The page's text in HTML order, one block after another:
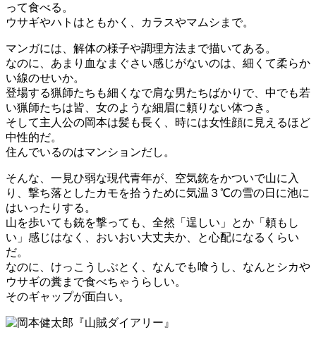
って食べる。
ウサギやハトはともかく、カラスやマムシまで。
マンガには、解体の様子や調理方法まで描いてある。
なのに、あまり血なまぐさい感じがないのは、細くて柔らか
い線のせいか。
登場する猟師たちも細くなで肩な男たちばかりで、中でも若
い猟師たちは皆、女のような細眉に頼りない体つき。
そして主人公の岡本は髪も長く、時には女性顔に見えるほど
中性的だ。
住んでいるのはマンションだし。
そんな、一見ひ弱な現代青年が、空気銃をかついで山に入
り、撃ち落としたカモを拾うために気温３℃の雪の日に池に
はいったりする。
山を歩いても銃を撃っても、全然「逞しい」とか「頼もし
い」感じはなく、おいおい大丈夫か、と心配になるくらい
だ。
なのに、けっこうしぶとく、なんでも喰うし、なんとシカや
ウサギの糞まで食べちゃうらしい。
そのギャップが面白い。